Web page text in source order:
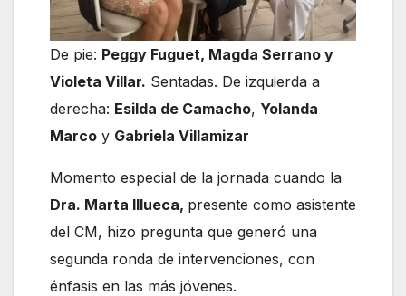
De pie: Peggy Fuguet, Magda Serrano y
Violeta Villar. Sentadas. De izquierda a
derecha: Esilda de Camacho, Yolanda
Marco y Gabriela Villamizar
Momento especial de la jornada cuando la
Dra. Marta Illueca, presente como asistente
del CM, hizo pregunta que generó una
segunda ronda de intervenciones, con
énfasis en las más jóvenes.